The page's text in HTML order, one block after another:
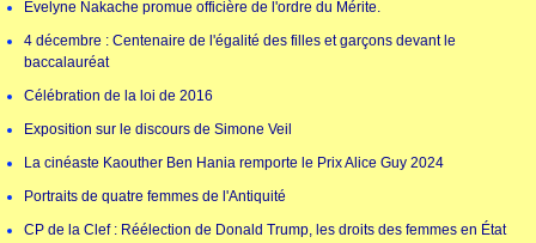
Evelyne Nakache promue officière de l'ordre du Mérite.
4 décembre : Centenaire de l'égalité des filles et garçons devant le
baccalauréat
Célébration de la loi de 2016
Exposition sur le discours de Simone Veil
La cinéaste Kaouther Ben Hania remporte le Prix Alice Guy 2024
Portraits de quatre femmes de l'Antiquité
CP de la Clef : Réélection de Donald Trump, les droits des femmes en État